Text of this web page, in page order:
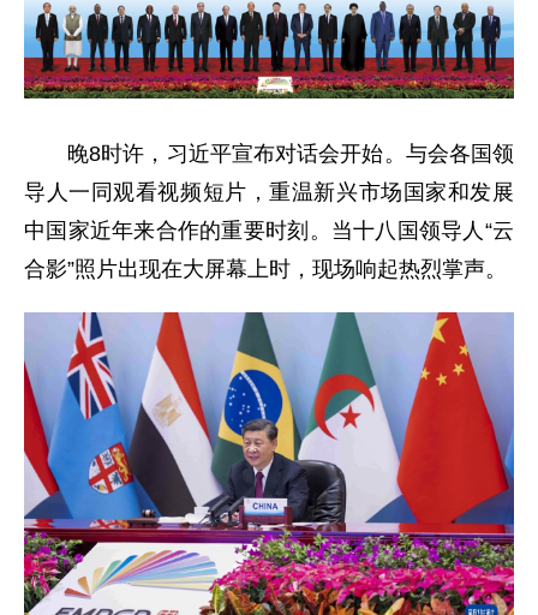
晚8时许，习近平宣布对话会开始。与会各国领
导人一同观看视频短片，重温新兴市场国家和发展
中国家近年来合作的重要时刻。当十八国领导人“云
合影”照片出现在大屏幕上时，现场响起热烈掌声。